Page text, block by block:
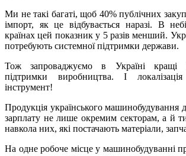
Ми не такі багаті, щоб 40% публічних
імпорт, як це відбувається наразі. В
країнах цей показник у 5 разів менший.
потребують системної підтримки держави.
Тож запроваджуємо в Україні кращі
підтримки виробництва. І
інструмент!
Продукція українського машинобудування
зарплату не лише окремим секторам, а й
навкола них, які постачають матеріали,
На одне робоче місце у машинобудуванні